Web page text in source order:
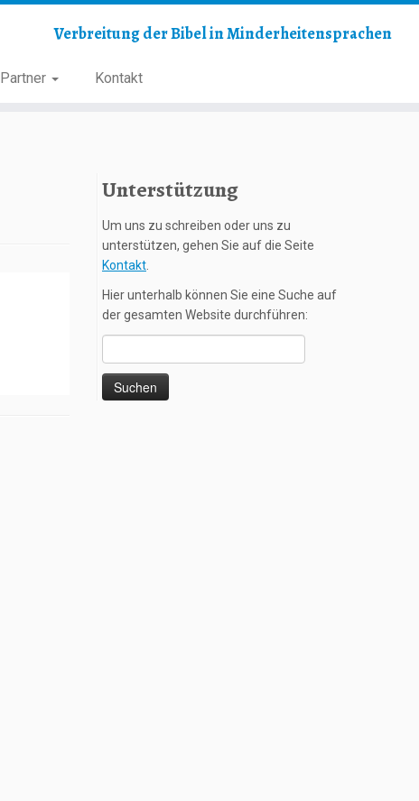
Verbreitung der Bibel in Minderheitensprachen
Partner Kontakt
Unterstützung
Um uns zu schreiben oder uns zu
unterstützen, gehen Sie auf die Seite
Kontakt
Hier unterhalb können Sie eine Suche auf
der gesamten Website durchführen:
nach: